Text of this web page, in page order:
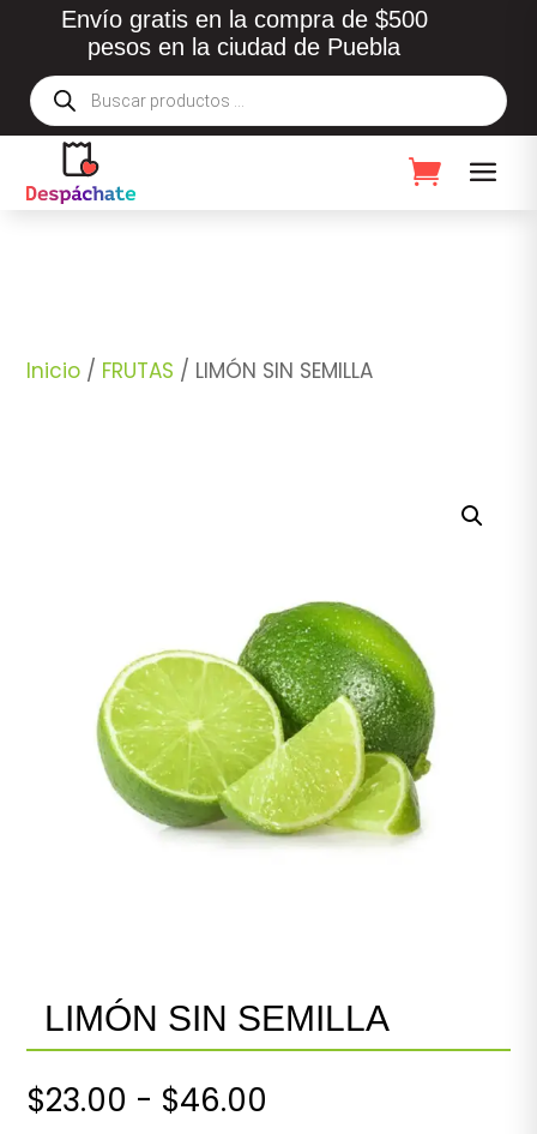
Envío gratis en la compra de $500
pesos en la ciudad de Puebla
Búsqueda
de
productos
Inicio / FRUTAS / LIMÓN SIN SEMILLA
LIMÓN SIN SEMILLA
$23.00 - $46.00